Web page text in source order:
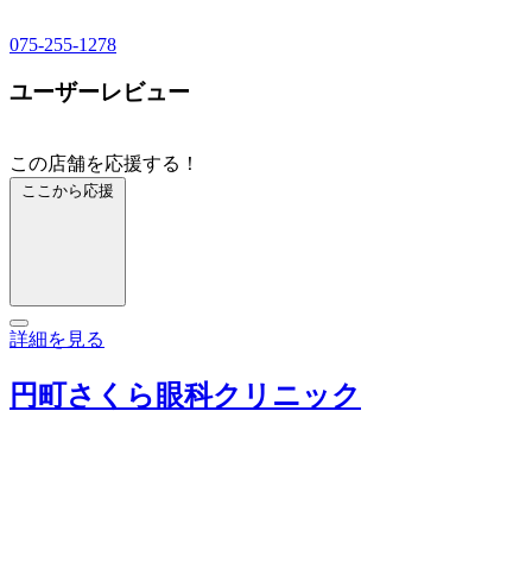
075-255-1278
ユーザーレビュー
この店舗を応援する！
ここから応援
詳細を見る
円町さくら眼科クリニック